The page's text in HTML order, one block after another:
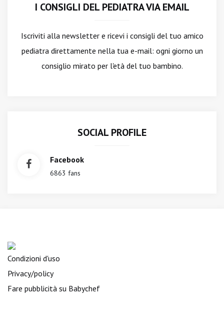
I CONSIGLI DEL PEDIATRA VIA EMAIL
Iscriviti alla newslettere ricevi i consigli del tuo amico
pediatra direttamente nella tua e-mail: ogni giorno un
consiglio mirato per l'età del tuo bambino.
SOCIAL PROFILE
Facebook
6863 fans
Condizioni d'uso
Privacy/policy
Fare pubblicità su Babychef